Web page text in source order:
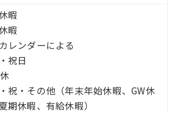
暇
暇
レンダーによる
祝日
祝・その他（年末年始休暇、GW休
期休暇、有給休暇）